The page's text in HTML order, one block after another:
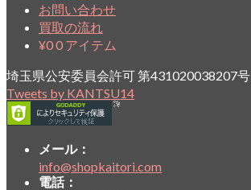
お問い合わせ
買取の流れ
¥00 アイテム
埼玉県公安委員会許可 第431020038207号
Tweets by KANTSU14
メール：
info@shopkaitori.com
電話：